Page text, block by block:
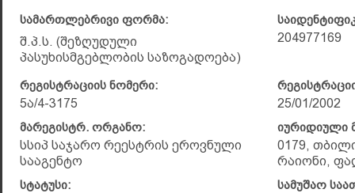
სამართლებრივი ფორმა:
შ.პ.ს. (შეზღუდული
პასუხისმგებლობის საზოგადოება)
204977169
რეგისტრაციის ნომერი:
5ა/4-3175 25/01/2002
მარეგისტრ. ორგანო:
სსიპ საჯარო რეესტრის ეროვნული
სააგენტო
იურიდიული
0179,
რაიონი,
სტატუსი: სამუშაო